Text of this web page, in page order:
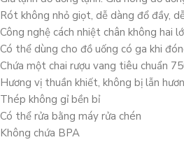
Rót không nhỏ giọt, dễ dàng đổ đầy,
Công nghệ cách nhiệt chân không hai
Có thể dùng cho đồ uống có ga khi
Chứa một chai rượu vang tiêu chuẩn
Hương vị thuần khiết, không bị lẫn
Thép không gỉ bền bỉ
Có thể rửa bằng máy rửa chén
Không chứa BPA